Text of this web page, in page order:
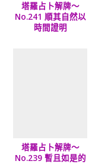
塔羅占卜解牌～
No.241 順其自然以
時間證明
塔羅占卜解牌～
No.239 暫且如是的